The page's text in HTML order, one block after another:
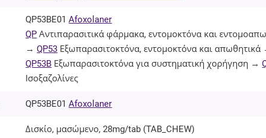
QP53BE01 Afoxolaner
QP Αντιπαρασιτικά φάρμακα, εντομοκτόνα και
→QP53 Εξωπαρασιτοκτόνα, εντομοκτόνα και απωθητικά
QP53B Εξωπαρασιτοκτόνα για συστηματική χορήγηση →
Ισοξαζολίνες
QP53BE01 Afoxolaner
Δισκίο, μασώμενο, 28mg/tab (TAB_CHEW)